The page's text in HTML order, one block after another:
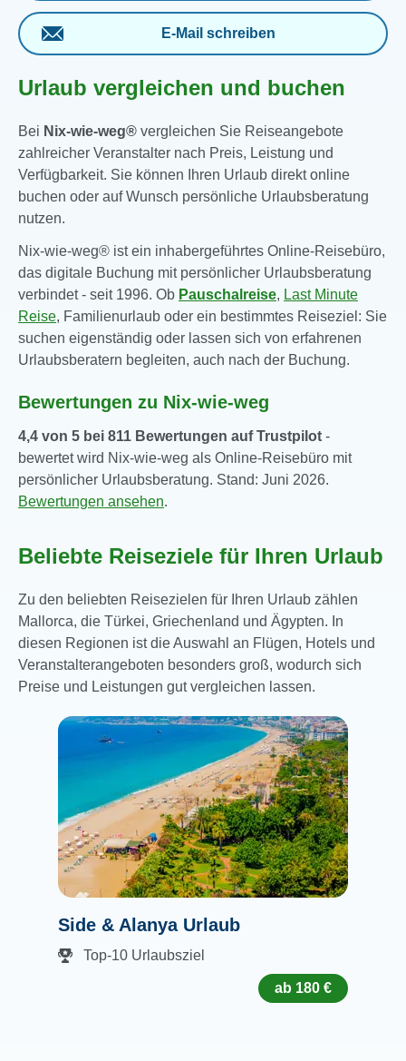
E-Mail schreiben
Urlaub vergleichen und buchen
Bei Nix-wie-weg® vergleichen Sie Reiseangebote
zahlreicher Veranstalter nach Preis, Leistung und
Verfügbarkeit. Sie können Ihren Urlaub direkt online
buchen oder auf Wunsch persönliche Urlaubsberatung
nutzen.
Nix-wie-weg® ist ein inhabergeführtes Online-Reisebüro,
das digitale Buchung mit persönlicher Urlaubsberatung
verbindet - seit 1996. Ob Pauschalreise, Last Minute
Reise, Familienurlaub oder ein bestimmtes Reiseziel: Sie
suchen eigenständig oder lassen sich von erfahrenen
Urlaubsberatern begleiten, auch nach der Buchung.
Bewertungen zu Nix-wie-weg
4,4 von 5 bei 811 Bewertungen auf Trustpilot -
bewertet wird Nix-wie-weg als Online-Reisebüro mit
persönlicher Urlaubsberatung. Stand: Juni 2026.
Bewertungen ansehen.
Beliebte Reiseziele für Ihren Urlaub
Zu den beliebten Reisezielen für Ihren Urlaub zählen
Mallorca, die Türkei, Griechenland und Ägypten. In
diesen Regionen ist die Auswahl an Flügen, Hotels und
Veranstalterangeboten besonders groß, wodurch sich
Preise und Leistungen gut vergleichen lassen.
Side & Alanya Urlaub
Top-10 Urlaubsziel
ab 180 €